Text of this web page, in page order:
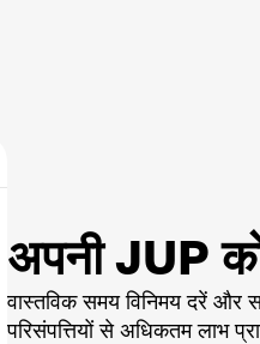
अपनी JUP को
वास्तविक समय विनिमय दरें और
परिसंपत्तियों से अधिकतम लाभ